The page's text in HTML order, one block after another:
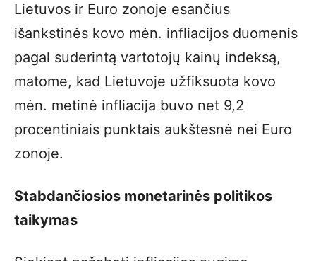
Lietuvos ir Euro zonoje esančius
išankstinės kovo mėn. infliacijos duomenis
pagal suderintą vartotojų kainų indeksą,
matome, kad Lietuvoje užfiksuota kovo
mėn. metinė infliacija buvo net 9,2
procentiniais punktais aukštesnė nei Euro
zonoje.
Stabdančiosios monetarinės politikos
taikymas